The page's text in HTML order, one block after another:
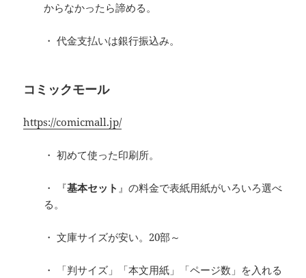
からなかったら諦める。
・ 代金支払いは銀行振込み。
コミックモール
https://comicmall.jp/
・ 初めて使った印刷所。
・ 『基本セット 』の料金で表紙用紙がいろいろ選べ
る。
・ 文庫サイズが安い。20部～
・ 「判サイズ」「本文用紙」「ページ数」を入れる